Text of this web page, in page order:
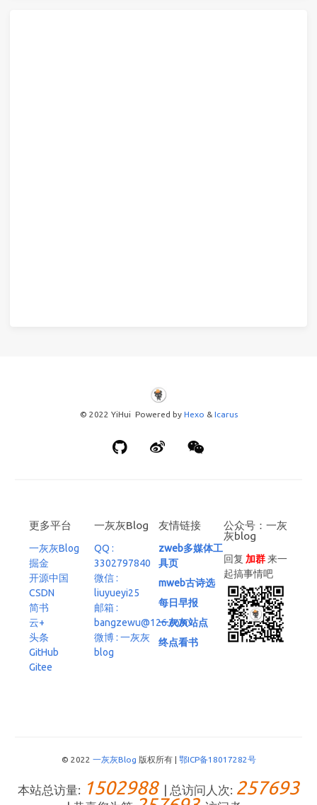
© 2022 YiHui Powered by Hexo & Icarus
更多平台
一灰灰Blog
掘金
开源中国
CSDN
简书
云+
头条
GitHub
Gitee
一灰灰Blog
QQ :
3302797840
微信 :
liuyueyi25
邮箱 :
bangzewu@126.com
微博 : 一灰灰
blog
友情链接
zweb多媒体工
具页
mweb古诗选
每日早报
一灰灰站点
终点看书
公众号：一灰
灰blog
回复 加群来一
起搞事情吧
© 2022 一灰灰Blog 版权所有 | 鄂ICP备18017282号
本站总访量: 1502988| 总访问人次: 257693